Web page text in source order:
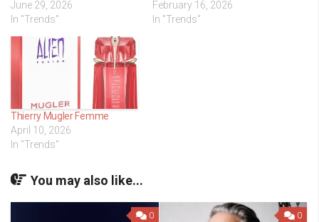
June 29, 2026
In "Trends"
February 16, 2026
In "Trends"
Thierry Mugler Femme
April 10, 2026
In "Trends"
You may also like...
0 0